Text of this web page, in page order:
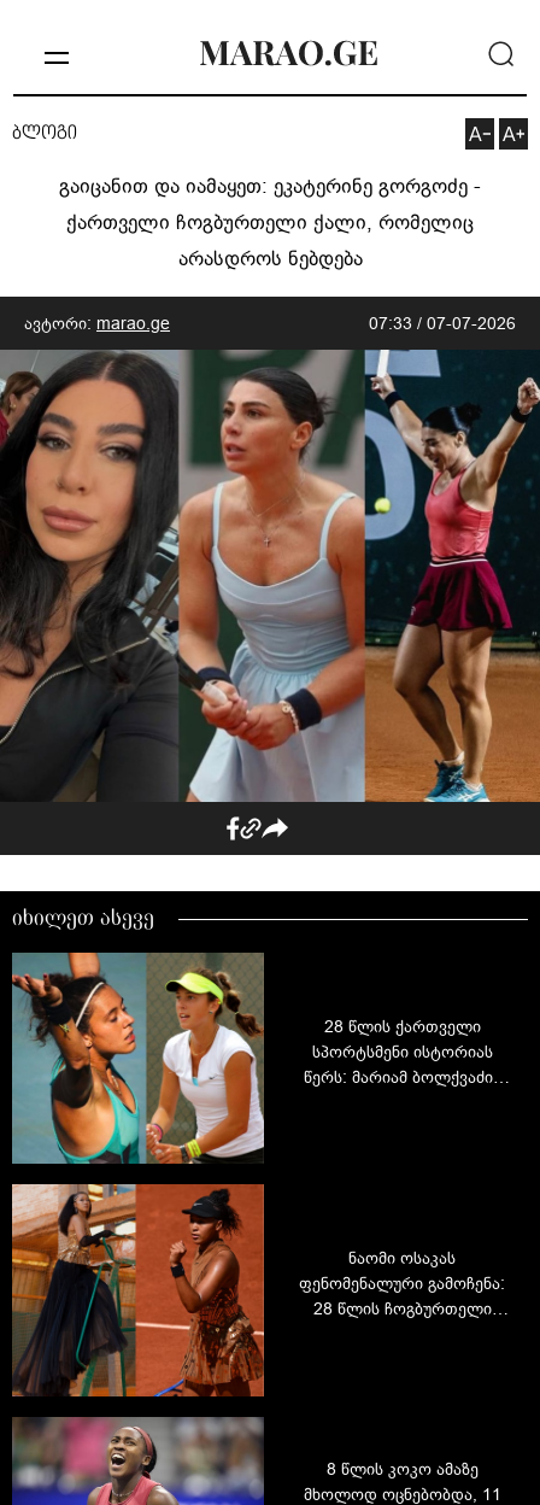
ბლოგი
გაიცანით და იამაყეთ: ეკატერინე გორგოძე -
ქართველი ჩოგბურთელი ქალი, რომელიც
არასდროს ნებდება
ავტორი: marao.ge 07:33 / 07-07-2026
იხილეთ ასევე
28 წლის ქართველი
სპორტსმენი ისტორიას
წერს: მარიამ ბოლქვაძის
ნაომი ოსაკას
ფენომენალური გამოჩენა:
28 წლის ჩოგბურთელი
8 წლის კოკო ამაზე
მხოლოდ ოცნებობდა, 11